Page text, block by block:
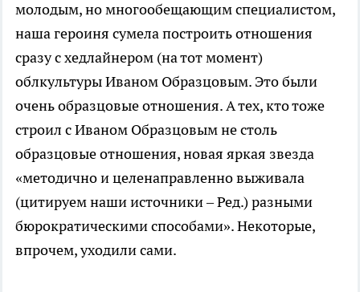
молодым, но многообещающим специалистом,
наша героиня сумела построить отношения
сразу с хедлайнером (на тот момент)
облкультуры Иваном Образцовым. Это были
очень образцовые отношения. А тех, кто тоже
строил с Иваном Образцовым не столь
образцовые отношения, новая яркая звезда
«методично и целенаправленно выживала
(цитируем наши источники – Ред.) разными
бюрократическими способами». Некоторые,
впрочем, уходили сами.